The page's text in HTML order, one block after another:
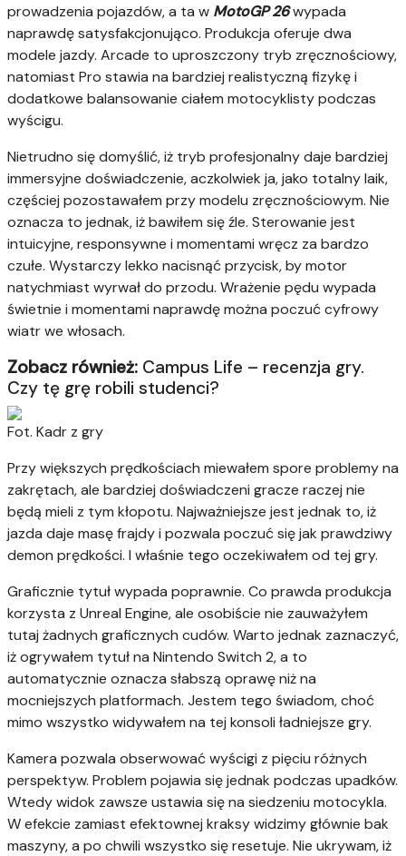
prowadzenia pojazdów, a ta w MotoGP 26wypada
naprawdę satysfakcjonująco. Produkcja oferuje dwa
modele jazdy. Arcade to uproszczony tryb zręcznościowy,
natomiast Pro stawia na bardziej realistyczną fizykę i
dodatkowe balansowanie ciałem motocyklisty podczas
wyścigu.
Nietrudno się domyślić, iż tryb profesjonalny daje bardziej
immersyjne doświadczenie, aczkolwiek ja, jako totalny laik,
częściej pozostawałem przy modelu zręcznościowym. Nie
oznacza to jednak, iż bawiłem się źle. Sterowanie jest
intuicyjne, responsywne i momentami wręcz za bardzo
czułe. Wystarczy lekko nacisnąć przycisk, by motor
natychmiast wyrwał do przodu. Wrażenie pędu wypada
świetnie i momentami naprawdę można poczuć cyfrowy
wiatr we włosach.
Zobacz również: Campus Life – recenzja gry.
Czy tę grę robili studenci?
Fot. Kadr z gry
Przy większych prędkościach miewałem spore problemy na
zakrętach, ale bardziej doświadczeni gracze raczej nie
będą mieli z tym kłopotu. Najważniejsze jest jednak to, iż
jazda daje masę frajdy i pozwala poczuć się jak prawdziwy
demon prędkości. I właśnie tego oczekiwałem od tej gry.
Graficznie tytuł wypada poprawnie. Co prawda produkcja
korzysta z Unreal Engine, ale osobiście nie zauważyłem
tutaj żadnych graficznych cudów. Warto jednak zaznaczyć,
iż ogrywałem tytuł na Nintendo Switch 2, a to
automatycznie oznacza słabszą oprawę niż na
mocniejszych platformach. Jestem tego świadom, choć
mimo wszystko widywałem na tej konsoli ładniejsze gry.
Kamera pozwala obserwować wyścigi z pięciu różnych
perspektyw. Problem pojawia się jednak podczas upadków.
Wtedy widok zawsze ustawia się na siedzeniu motocykla.
W efekcie zamiast efektownej kraksy widzimy głównie bak
maszyny, a po chwili wszystko się resetuje. Nie ukrywam, iż